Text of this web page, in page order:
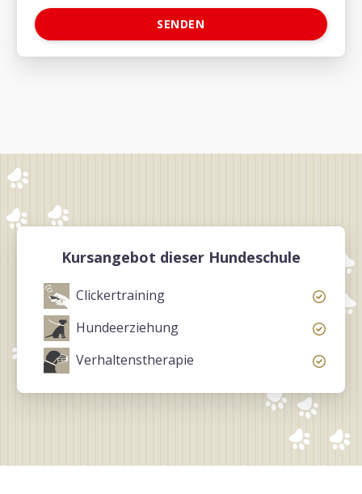
Kursangebot dieser Hundeschule
Clickertraining
Hundeerziehung
Verhaltenstherapie